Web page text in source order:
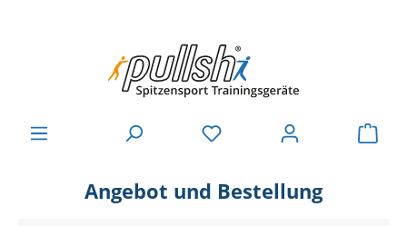
Angebot und Bestellung